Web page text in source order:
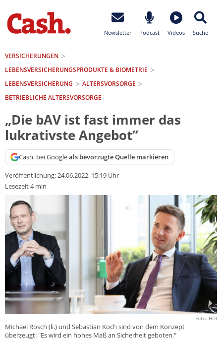
Newsletter Podcast Videos Suche
VERSICHERUNGEN
LEBENSVERSICHERUNGS­PRODUKTE & BIOMETRIE
LEBENSVERSICHERUNG
ALTERSVORSORGE
BETRIEBLICHE ALTERSVORSORGE
„Die bAV ist fast immer das
lukrativste Angebot“
Cash. bei Googleals bevorzugte Quelle markieren
Veröffentlichung:24.06.2022, 15:19 Uhr
Lesezeit 4 min
Foto: HDI
Michael Rosch (li.) und Sebastian Koch sind von dem Konzept
überzeugt: "Es wird ein hohes Maß an Sicherheit geboten."